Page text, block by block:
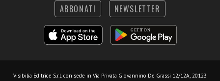
ABBONATI NEWSLETTER
Visibilia Editrice S.r.l. con sede in Via Privata Giovannino De Grassi 12/12A, 20123